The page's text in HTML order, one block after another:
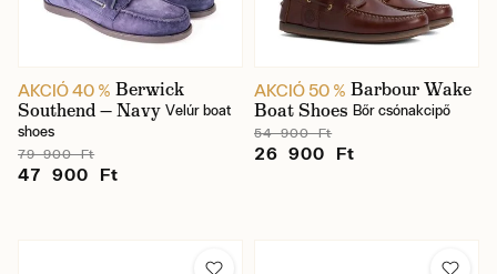
AKCIÓ 40 % Berwick
Southend — Navy Velúr boat
shoes
79 900 Ft
47 900 Ft
AKCIÓ 50 % Barbour Wake
Boat Shoes Bőr csónakcipő
54 900 Ft
26 900 Ft